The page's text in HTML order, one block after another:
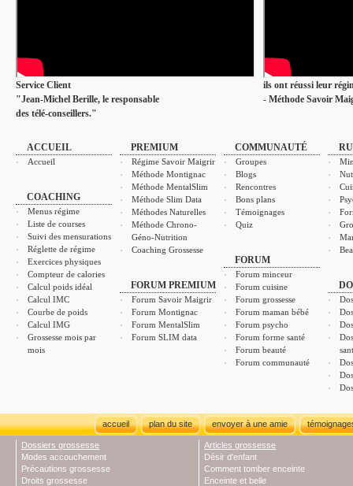
Service Client
"Jean-Michel Berille, le responsable
des télé-conseillers."
ils ont réussi leur
- Méthode Savoir
ACCUEIL
Accueil
COACHING
Menus régime
Liste de courses
Suivi des mensurations
Réglette de régime
Exercices physiques
Compteur de calories
Calcul poids idéal
Calcul IMC
Courbe de poids
Calcul IMG
Grossesse mois par
mois
PREMIUM
Régime Savoir Maigrir
Méthode Montignac
Méthode MentalSlim
Méthode Slim Data
Méthodes Naturelles
Méthode Chrono-
Géno-Nutrition
Coaching Grossesse
FORUM PREMIUM
Forum Savoir Maigrir
Forum Montignac
Forum MentalSlim
Forum SLIM data
COMMUNAUTÉ
Groupes
Blogs
Rencontres
Bons plans
Témoignages
Quiz
FORUM
Forum minceur
Forum cuisine
Forum grossesse
Forum maman bébé
Forum psycho
Forum forme santé
Forum beauté
Forum communauté
accueil plan du site envoyer à une amie
Dossiers grossesse
Modes accouchement
Précautions grossesse
Droits grossesse
Articles grossesse
Désir d'enfant
Comment tomber enceinte
Enceinte et belle